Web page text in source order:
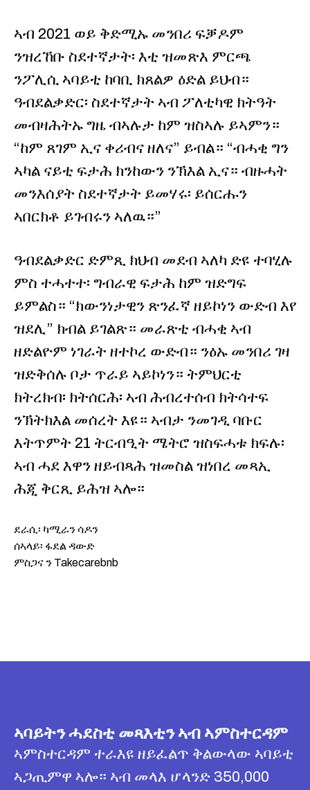
ኣብ 2021 ወይ ቅድሚኡ መንበሪ ፍቓዶም
ንዝረኸቡ ስደተኛታት፡ እቲ ዝመጽእ ምርጫ
ንፖሊሲ ኣባይቲ ከባቢ ክጸልዎ ዕድል ይህብ።
ዓብደልቃድር፡ ስደተኛታት ኣብ ፖለቲካዊ ክትዓት
መብዛሕትኡ ግዜ ብኣሉታ ከም ዝስኣሉ ይኣምን።
“ከም ጸገም ኢና ቀሪብና ዘለና” ይብል። “ብሓቂ ግን
ኣካል ናይቲ ፍታሕ ክንከውን ንኽእል ኢና። ብዙሓት
መንእሰያት ስደተኛታት ይመሃሩ፡ ይሰርሑን
ኣበርክቶ ይገብሩን ኣለዉ።”
ዓብደልቃድር ድምጺ ክህብ መደብ ኣለካ ድዩ ተባሂሉ
ምስ ተሓተተ፡ ግብራዊ ፍታሕ ከም ዝድግፍ
ይምልስ። “ክውንነታዊን ጽንፈኛ ዘይኮነን ውድብ እየ
ዝደሊ” ክብል ይገልጽ። መራጽቲ ብሓቂ ኣብ
ዘድልዮም ነገራት ዘተኮረ ውድብ። ንዕኡ መንበሪ ገዛ
ዝድቅሰሉ ቦታ ጥራይ ኣይኮነን። ትምህርቲ
ክትረክብ፡ ክትሰርሕ፡ ኣብ ሕብረተሰብ ክትሳተፍ
ንኽትክእል መሰረት እዩ። ኣብታ ንመገዲ ባቡር
እትጥምት 21 ትርብዒት ሜትሮ ዝስፍሓቱ ክፍሉ፡
ኣብ ሓደ እዋን ዘይብጻሕ ዝመስል ዝነበረ መጻኢ
ሕጂ ቅርጺ ይሕዝ ኣሎ።
ደራሲ፡ ካሚራን ሳዶን
ሰኣላይ፡ ፋደል ዳውድ
ምስጋና ን Takecarebnb
ኣባይትን ሓደስቲ መጻእቲን ኣብ ኣምስተርዳም
ኣምስተርዳም ተራእዩ ዘይፈልጥ ቅልውላው ኣባይቲ
ኣጋጢምዋ ኣሎ። ኣብ መላእ ሆላንድ 350,000